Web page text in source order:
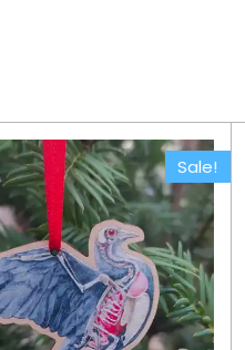
Sale!